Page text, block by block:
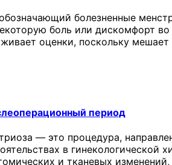
болезненные
боль или дискомфорт
оценки, поскольку
период
— это процедура,
в
и тканевых